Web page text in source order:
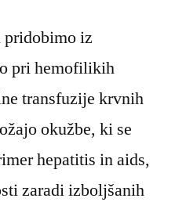
iz
pri hemofilikih
transfuzije krvnih
okužbe, ki se
hepatitis in aids,
zaradi izboljšanih